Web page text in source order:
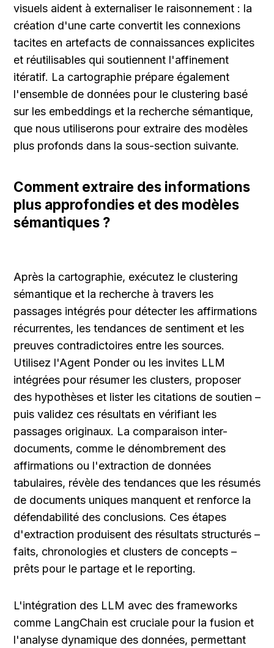
visuels aident à externaliser le raisonnement : la
création d'une carte convertit les connexions
tacites en artefacts de connaissances explicites
et réutilisables qui soutiennent l'affinement
itératif. La cartographie prépare également
l'ensemble de données pour le clustering basé
sur les embeddings et la recherche sémantique,
que nous utiliserons pour extraire des modèles
plus profonds dans la sous-section suivante.
Comment extraire des informations
plus approfondies et des modèles
sémantiques ?
Après la cartographie, exécutez le clustering
sémantique et la recherche à travers les
passages intégrés pour détecter les affirmations
récurrentes, les tendances de sentiment et les
preuves contradictoires entre les sources.
Utilisez l'Agent Ponder ou les invites LLM
intégrées pour résumer les clusters, proposer
des hypothèses et lister les citations de soutien –
puis validez ces résultats en vérifiant les
passages originaux. La comparaison inter-
documents, comme le dénombrement des
affirmations ou l'extraction de données
tabulaires, révèle des tendances que les résumés
de documents uniques manquent et renforce la
défendabilité des conclusions. Ces étapes
d'extraction produisent des résultats structurés –
faits, chronologies et clusters de concepts –
prêts pour le partage et le reporting.
L'intégration des LLM avec des frameworks
comme LangChain est cruciale pour la fusion et
l'analyse dynamique des données, permettant